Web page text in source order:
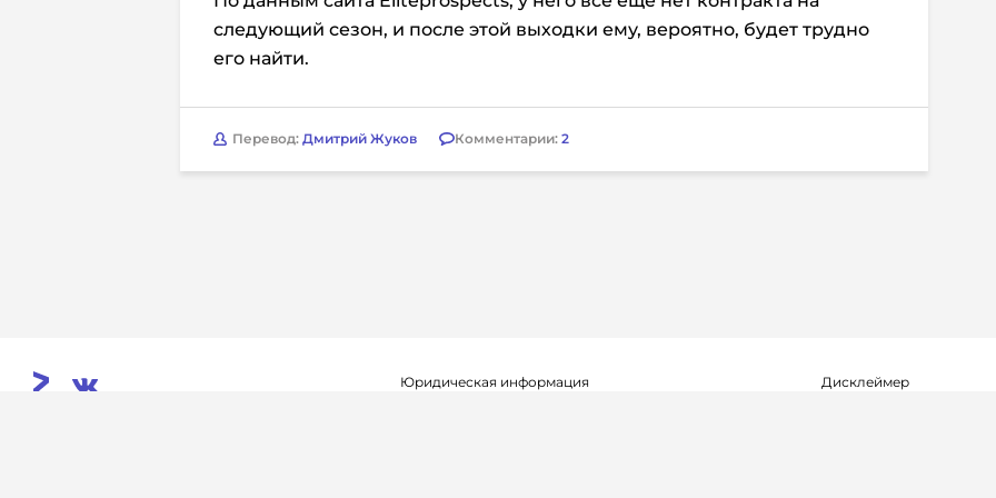
следующий сезон, и после этой выходки ему, вероятно, будет трудно
его найти.
Перевод: Дмитрий Жуков Комментарии: 2
Юридическая информация Дисклеймер